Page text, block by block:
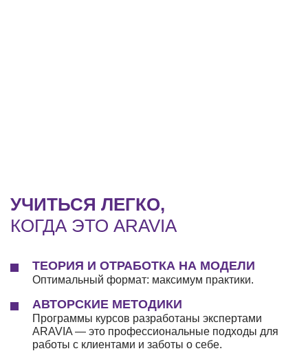
УЧИТЬСЯ ЛЕГКО,
КОГДА ЭТО ARAVIA
ТЕОРИЯ И ОТРАБОТКА НА МОДЕЛИ
Оптимальный формат: максимум практики.
АВТОРСКИЕ МЕТОДИКИ
Программы курсов разработаны экспертами
ARAVIA — это профессиональные подходы для
работы с клиентами и заботы о себе.